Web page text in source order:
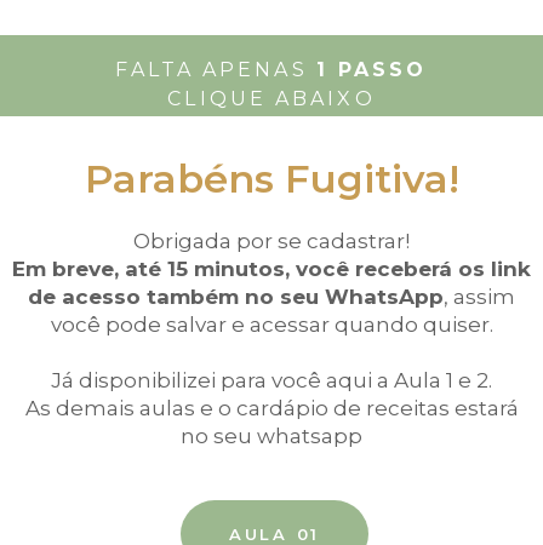
FALTA APENAS 1 PASSO
CLIQUE ABAIXO
Parabéns Fugitiva!
Obrigada por se cadastrar!
Em breve, até 15 minutos, você receberá os link
de acesso também no seu WhatsApp, assim
você pode salvar e acessar quando quiser.
Já disponibilizei para você aqui a Aula 1 e 2.
As demais aulas e o cardápio de receitas estará
no seu whatsapp
AULA 01